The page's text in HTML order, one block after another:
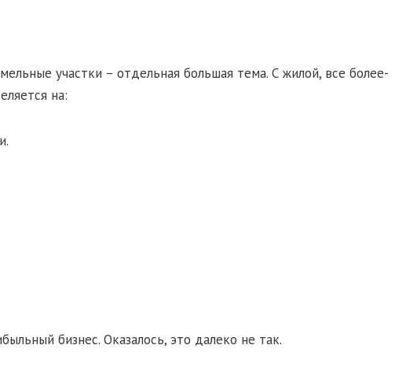
участки – отдельная большая тема. С жилой, все более-
на:
бизнес. Оказалось, это далеко не так.